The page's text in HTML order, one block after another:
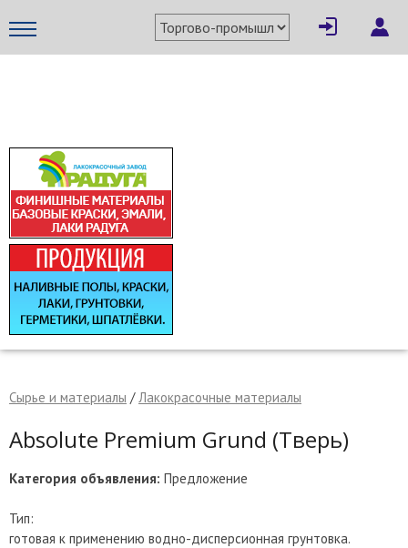
Сырье и материалы /Лакокрасочные материалы
Absolute Premium Grund (Тверь)
Категория объявления: Предложение
Тип:
готовая к применению водно-дисперсионная грунтовка.
× Написать поставщику